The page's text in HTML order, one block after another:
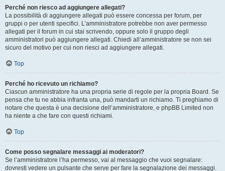
Perché non riesco ad aggiungere allegati?
La possibilità di aggiungere allegati può essere concessa per forum, per
gruppi o per utenti specifici. L’amministratore potrebbe non aver permesso
allegati per il forum in cui stai scrivendo, oppure solo il gruppo degli
amministratori può aggiungere allegati. Chiedi all’amministratore se non sei
sicuro del motivo per cui non riesci ad aggiungere allegati.
Top
Perché ho ricevuto un richiamo?
Ciascun amministratore ha una propria serie di regole per la propria Board. Se
pensa che tu ne abbia infranta una, può mandarti un richiamo. Ti preghiamo di
notare che questa è una decisione dell’amministratore, e phpBB Limited non
ha niente a che fare con questi richiami.
Top
Come posso segnalare messaggi ai moderatori?
Se l’amministratore l’ha permesso, vai al messaggio che vuoi segnalare:
dovresti vedere un pulsante che serve per fare la segnalazione dei messaggi.